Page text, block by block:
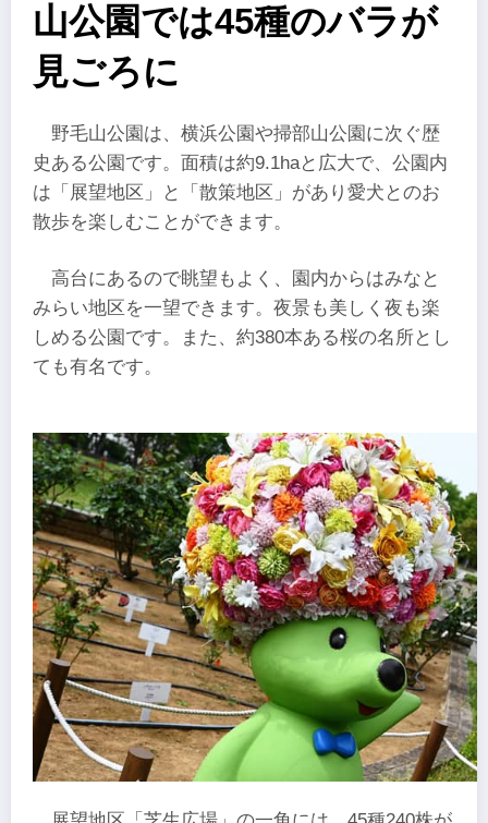
山公園では45種のバラが
見ごろに
野毛山公園は、横浜公園や掃部山公園に次ぐ歴
史ある公園です。面積は約9.1haと広大で、公園内
は「展望地区」と「散策地区」があり愛犬とのお
散歩を楽しむことができます。
高台にあるので眺望もよく、園内からはみなと
みらい地区を一望できます。夜景も美しく夜も楽
しめる公園です。また、約380本ある桜の名所とし
ても有名です。